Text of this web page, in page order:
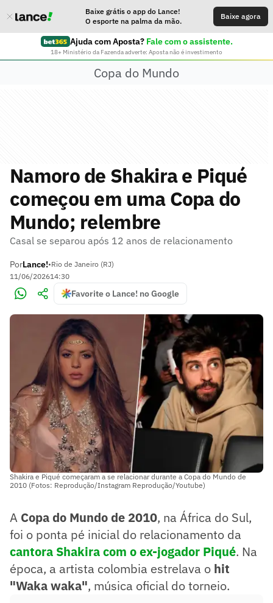
Baixe grátis o app do Lance!
O esporte na palma da mão.
Baixe agora
Ajuda com Aposta? Fale com o assistente.
18+ Ministério da Fazenda adverte: Aposta não é investimento
Copa do Mundo
Namoro de Shakira e Piqué
começou em uma Copa do
Mundo; relembre
Casal se separou após 12 anos de relacionamento
PorLance!•Rio de Janeiro (RJ)
11/06/202614:30
Favorite o Lance! no Google
Shakira e Piqué começaram a se relacionar durante a Copa do Mundo de
2010 (Fotos: Reprodução/Instagram Reprodução/Youtube)
A Copa do Mundo de 2010, na África do Sul,
foi o ponta pé inicial do relacionamento da
cantora Shakira com o ex-jogador Piqué. Na
época, a artista colombia estrelava o hit
"Waka waka", música oficial do torneio.